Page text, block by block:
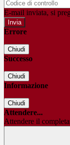
E-mail inviata, si
Errore
Chiudi
Successo
Chiudi
Informazione
Chiudi
Attendere...
Attendere il